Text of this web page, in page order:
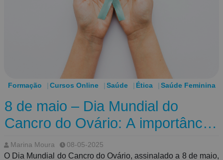
Formação Cursos Online Saúde Ética Saúde Feminina
8 de maio – Dia Mundial do
Cancro do Ovário: A importância
da formação na abordagem à
Marina Moura 08-05-2025
O Dia Mundial do Cancro do Ovário, assinalado a 8 de maio,